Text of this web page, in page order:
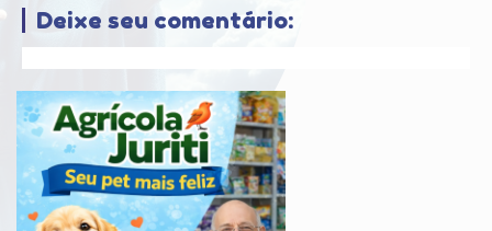
Deixe seu comentário: